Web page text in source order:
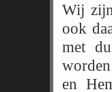
Wij
ook
met
en